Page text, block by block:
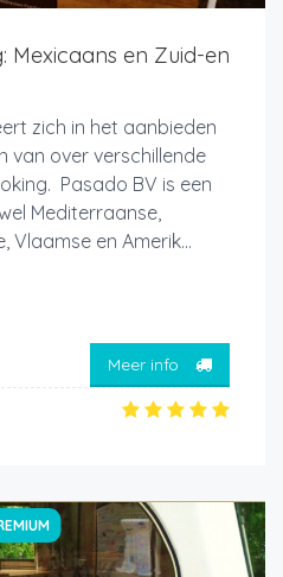
Mexicaans en Zuid-en
zich in het aanbieden
van over verschillende
Pasado BV is een
Mediterraanse,
Vlaamse en Amerik...
Meer info